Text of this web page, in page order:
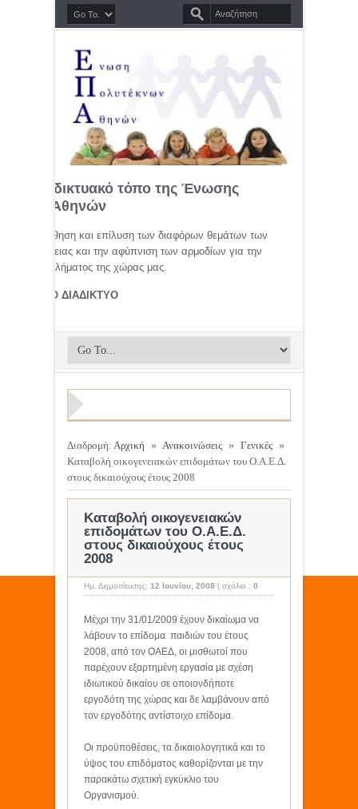
διαδικτυακό τόπο της Ένωσης
Αθηνών
προώθηση και επίλυση των διαφόρων θεμάτων των
οικογένειας και την αφύπνιση των αρμοδίων για την
προβλήματος της χώρας μας.
ΣΤΟ ΔΙΑΔΙΚΤΥΟ
Διαδρομή: Αρχική » Ανακοινώσεις » Γενικές »
Καταβολή οικογενειακών επιδομάτων του Ο.Α.Ε.Δ.
στους δικαιούχους έτους 2008
Καταβολή οικογενειακών
επιδομάτων του Ο.Α.Ε.Δ.
στους δικαιούχους έτους
2008
Ημ. Δημοσίευσης: 12 Ιουνίου, 2008 | σχόλιο : 0
Μέχρι την 31/01/2009 έχουν δικαίωμα να
λάβουν το επίδομα παιδιών του έτους
2008, από τον ΟΑΕΔ, οι μισθωτοί που
παρέχουν εξαρτημένη εργασία με σχέση
ιδιωτικού δικαίου σε οποιονδήποτε
εργοδότη της χώρας και δε λαμβάνουν από
τον εργοδότης αντίστοιχο επίδομα.
Οι προϋποθέσεις, τα δικαιολογητικά και το
ύψος του επιδόματος καθορίζονται με την
παρακάτω σχετική εγκύκλιο του
Οργανισμού.